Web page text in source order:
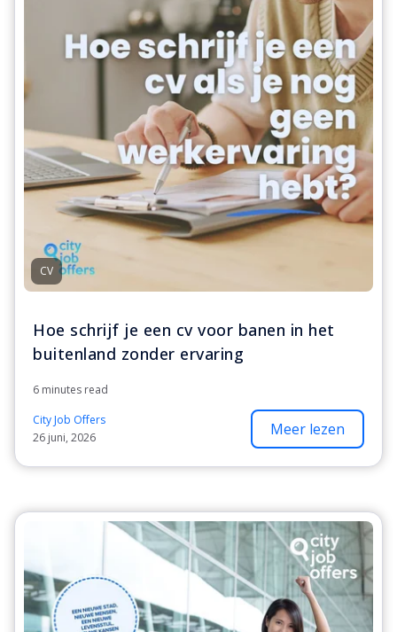
CV
Hoe schrijf je een cv voor banen in het
buitenland zonder ervaring
6 minutes read
City Job Offers
26 juni, 2026
Meer lezen